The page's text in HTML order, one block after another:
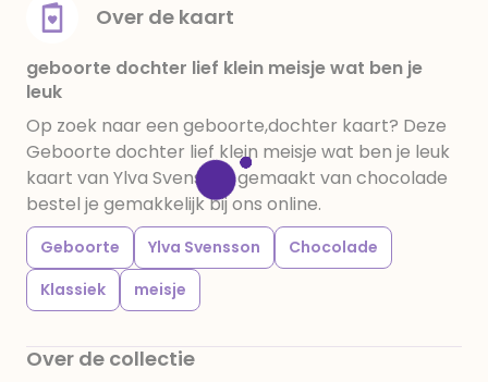
voedingszuur: citroenzuur E 330, verdikkingsmiddel
E415, water, bevochtigingsmiddel E422, emulgator:
E433, kleurstoffen: E102, E110, E122: kan de activiteit en
concentratie van kinderen negatief beïnvloeden,
E133, E151. Chocolade bevat ten minste 34%
cacaobestanddelen. Kan sporen van gluten
bevatten. Koel en droog bewaren.
Over de kaart
geboorte dochter lief klein meisje wat ben je
leuk
Op zoek naar een geboorte,dochter kaart? Deze
Geboorte dochter lief klein meisje wat ben je leuk
kaart van Ylva Svensson gemaakt van chocolade
bestel je gemakkelijk bij ons online.
Geboorte Ylva Svensson
Chocolade
Klassiek
meisje
Over de collectie